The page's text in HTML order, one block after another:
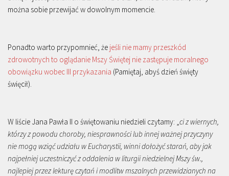
można sobie przewijać w dowolnym momencie.
Ponadto warto przypomnieć, że jeśli nie mamy przeszkód
zdrowotnych to oglądanie Mszy Świętej nie zastępuje moralnego
obowiązku wobec III przykazania (Pamiętaj, abyś dzień święty
święcił).
W liście Jana Pawła II o świętowaniu niedzieli czytamy: „ci z wiernych,
którzy z powodu choroby, niesprawności lub innej ważnej przyczyny
nie mogą wziąć udziału w Eucharystii, winni dołożyć starań, aby jak
najpełniej uczestniczyć z oddalenia w liturgii niedzielnej Mszy św.,
najlepiej przez lekturę czytań i modlitw mszalnych przewidzianych na